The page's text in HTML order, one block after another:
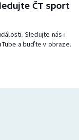
ČT sport
Sledujte nás i
a buďte v obraze.